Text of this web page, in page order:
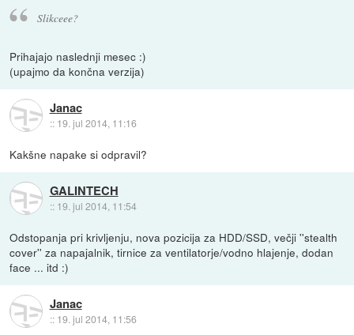
Slikceee?
Prihajajo naslednji mesec :)
(upajmo da končna verzija)
Janac
:: 19. jul 2014, 11:16
Kakšne napake si odpravil?
GALINTECH
:: 19. jul 2014, 11:54
Odstopanja pri krivljenju, nova pozicija za HDD/SSD, večji ''stealth
cover'' za napajalnik, tirnice za ventilatorje/vodno hlajenje, dodan
face ... itd :)
Janac
:: 19. jul 2014, 11:56